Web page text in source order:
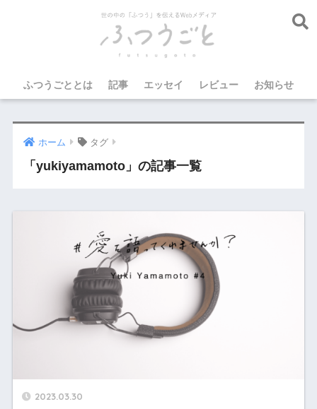
ふつうごととは 記事 エッセイ レビュー お知らせ
ホーム タグ
「yukiyamamoto」の記事一覧
2023.03.30